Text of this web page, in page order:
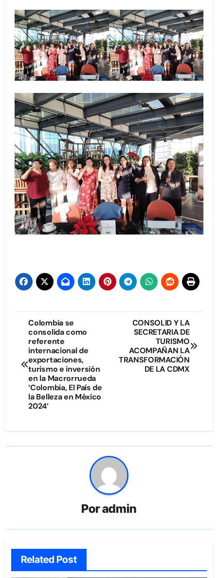
Navegación
de
entradas
Colombia se
consolida como
referente
internacional de
exportaciones,
turismo e inversión
en la Macrorrueda
‘Colombia, El País de
la Belleza en México
2024’
CONSOLID Y LA
SECRETARIA DE
TURISMO
ACOMPAÑAN LA
TRANSFORMACIÓN
DE LA CDMX
Poradmin
Related Post